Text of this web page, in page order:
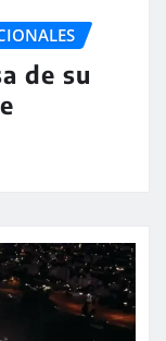
de su